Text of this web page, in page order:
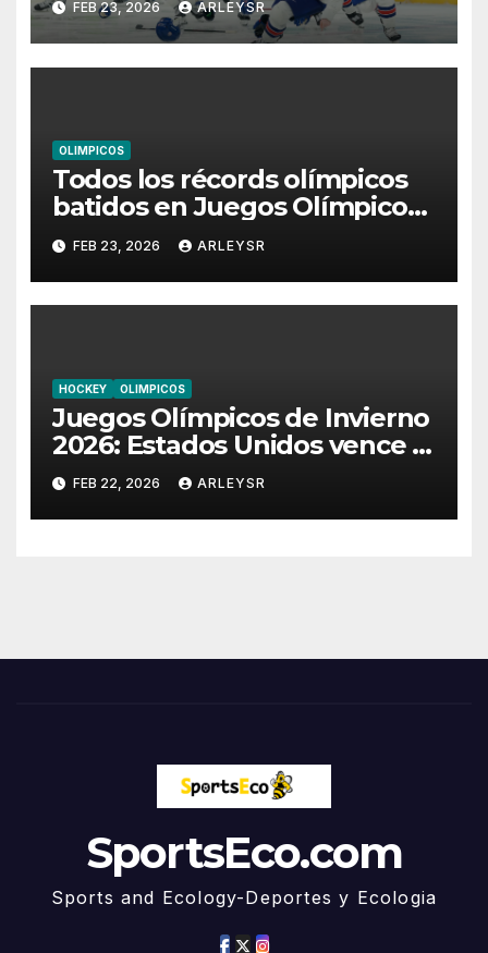
Canadá. Los estadounidenses
ganan los Juegos Olímpicos
por primera vez desde 1980
FEB 23, 2026 ARLEYSR
OLIMPICOS
Todos los récords olímpicos
batidos en Juegos Olímpicos
de Invierno 2026: De Jutta
Leerdam a Jordan Stolz
FEB 23, 2026 ARLEYSR
HOCKEY OLIMPICOS
Juegos Olímpicos de Invierno
2026: Estados Unidos vence a
Canadá en tiempo extra y
consigue su primer oro en
hockey sobre hielo masculino
FEB 22, 2026 ARLEYSR
SportsEco.com
Sports and Ecology-Deportes y Ecologia